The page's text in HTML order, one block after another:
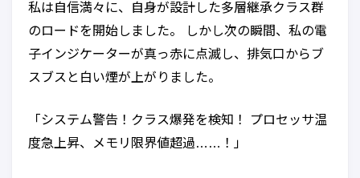
私は自信満々に、自身が設計した多層継承クラス群
のロードを開始しました。 しかし次の瞬間、私の電
子インジケーターが真っ赤に点滅し、排気口からブ
スブスと白い煙が上がりました。
「システム警告！クラス爆発を検知！ プロセッサ温
度急上昇、メモリ限界値超過……！」